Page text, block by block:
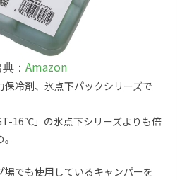
： Amazon
冷剤、氷点下パックシリーズで
16℃」の氷点下シリーズよりも倍
でも使用しているキャンパーを